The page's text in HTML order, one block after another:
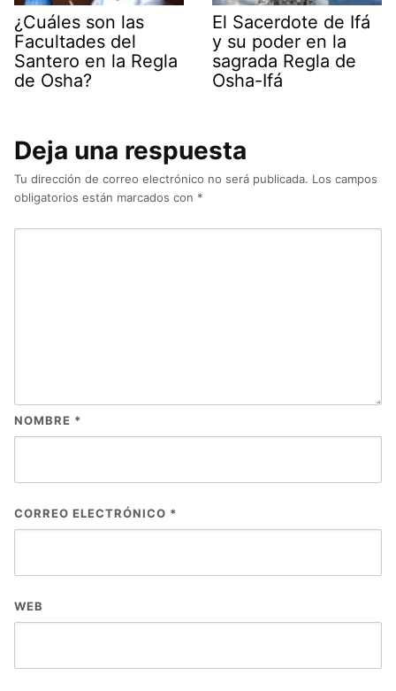
¿Cuáles son las
Facultades del
Santero en la Regla
de Osha?
El Sacerdote de Ifá
y su poder en la
sagrada Regla de
Osha-Ifá
Deja una respuesta
Tu dirección de correo electrónico no será publicada. Los campos
obligatorios están marcados con *
NOMBRE *
CORREO ELECTRÓNICO *
WEB